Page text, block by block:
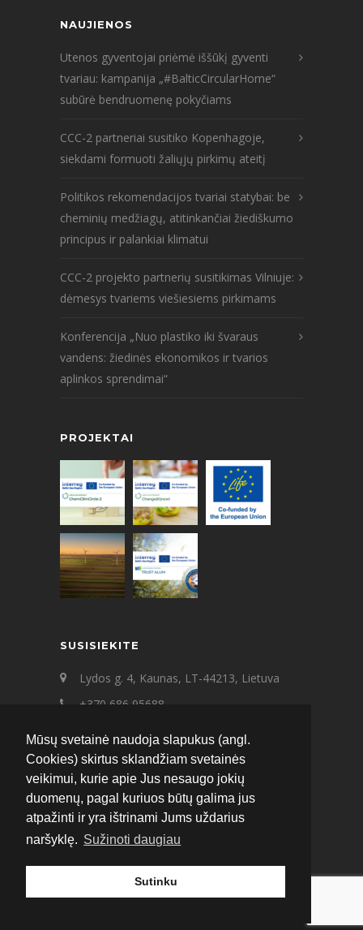
Mūsų svetainė naudoja slapukus (angl.
Cookies) skirtus sklandžiam svetainės
veikimui, kurie apie Jus nesaugo jokių
duomenų, pagal kuriuos būtų galima jus
atpažinti ir yra ištrinami Jums uždarius
naršyklę. Sužinoti daugiau
Sutinku
NAUJIENOS
Utenos gyventojai priėmė iššūkį gyventi
tvariau: kampanija „#BalticCircularHome“
subūrė bendruomenę pokyčiams
CCC-2 partneriai susitiko Kopenhagoje,
siekdami formuoti žaliųjų pirkimų ateitį
Politikos rekomendacijos tvariai statybai: be
cheminių medžiagų, atitinkančiai žiediškumo
principus ir palankiai klimatui
CCC-2 projekto partnerių susitikimas Vilniuje:
dėmesys tvariems viešiesiems pirkimams
Konferencija „Nuo plastiko iki švaraus
vandens: žiedinės ekonomikos ir tvarios
aplinkos sprendimai“
PROJEKTAI
SUSISIEKITE
Lydos g. 4, Kaunas, LT-44213, Lietuva
+370 686 95688
ecat@ecat.lt
Facebook
Instagram
LinkedIn
© 2020 ECAT